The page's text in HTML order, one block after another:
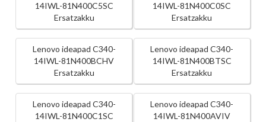
14IWL-81N400C5SC
Ersatzakku
14IWL-81N400C0SC
Ersatzakku
Lenovo ideapad C340-
14IWL-81N400BCHV
Ersatzakku
Lenovo ideapad C340-
14IWL-81N400BTSC
Ersatzakku
Lenovo ideapad C340-
14IWL-81N400C1SC
Lenovo ideapad C340-
14IWL-81N400AVIV